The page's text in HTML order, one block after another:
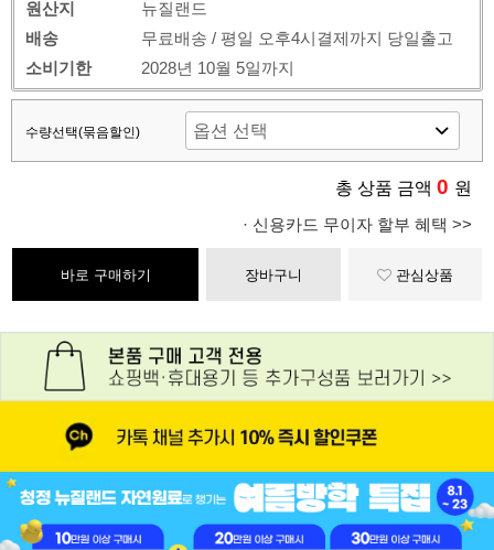
원산지
뉴질랜드
배송
무료배송 / 평일 오후4시결제까지 당일출고
소비기한
2028년 10월 5일까지
수량선택(묶음할인)
총 상품 금액 0 원
· 신용카드 무이자 할부 혜택 >>
바로 구매하기 장바구니 관심상품